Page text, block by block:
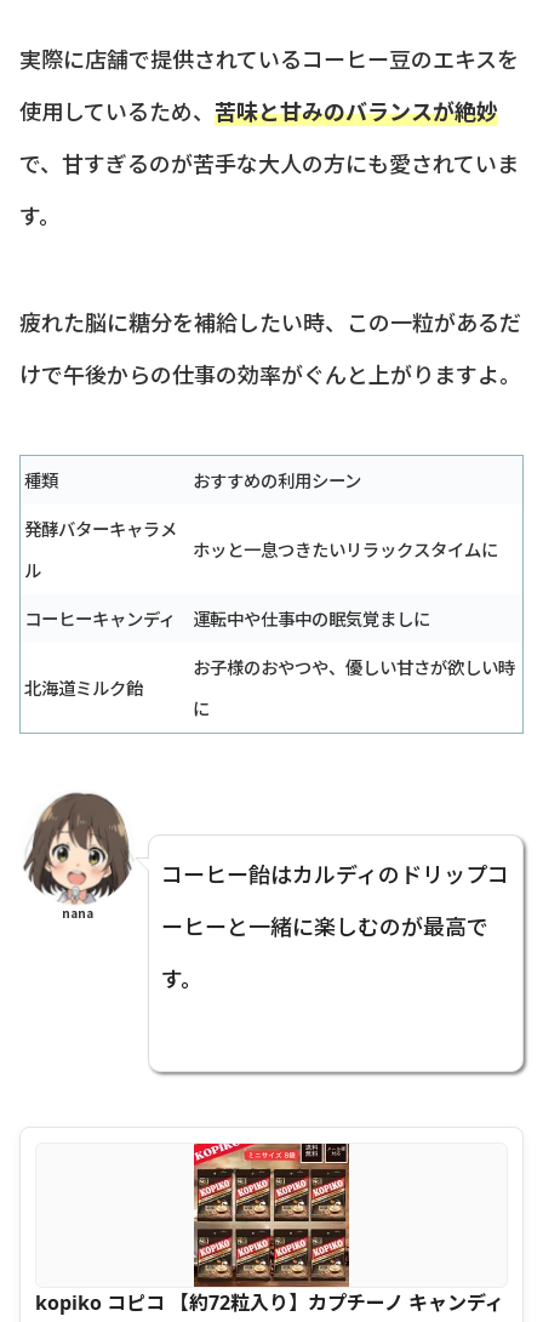
実際に店舗で提供されているコーヒー豆のエキスを
使用しているため、 苦味と甘みのバランスが絶妙
で、甘すぎるのが苦手な大人の方にも愛されていま
す。
疲れた脳に糖分を補給したい時、この一粒があるだ
けで午後からの仕事の効率がぐんと上がりますよ。
種類
おすすめの利用シーン
発酵バターキャラメ
ル
ホッと一息つきたいリラックスタイムに
コーヒーキャンディ 運転中や仕事中の眠気覚ましに
北海道ミルク飴
お子様のおやつや、優しい甘さが欲しい時
に
nana
コーヒー飴はカルディのドリップコ
ーヒーと一緒に楽しむのが最高で
す。
kopiko コピコ 【約72粒入り】カプチーノ キャンディ